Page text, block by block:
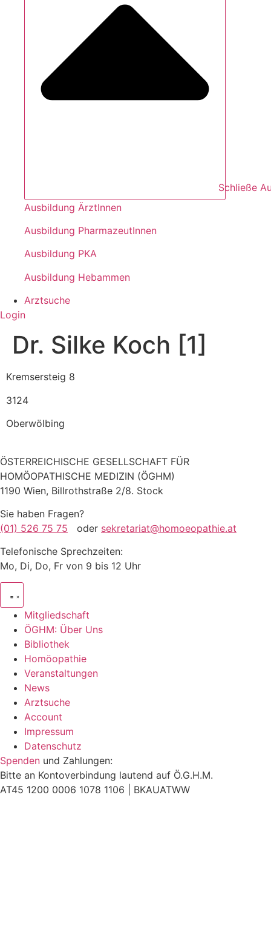
Schließe
Ausbildung ÄrztInnen
Ausbildung PharmazeutInnen
Ausbildung PKA
Ausbildung Hebammen
Arztsuche
Login
Dr. Silke Koch [1]
Kremsersteig 8
3124
Oberwölbing
ÖSTERREICHISCHE GESELLSCHAFT FÜR
HOMÖOPATHISCHE MEDIZIN (ÖGHM)
1190 Wien, Billrothstraße 2/8. Stock
Sie haben Fragen?
(01) 526 75 75 oder sekretariat@homoeopathie.at
Telefonische Sprechzeiten:
Mo, Di, Do, Fr von 9 bis 12 Uhr
Mitgliedschaft
ÖGHM: Über Uns
Bibliothek
Homöopathie
Veranstaltungen
News
Arztsuche
Account
Impressum
Datenschutz
Spenden und Zahlungen:
Bitte an Kontoverbindung lautend auf Ö.G.H.M.
AT45 1200 0006 1078 1106 | BKAUATWW